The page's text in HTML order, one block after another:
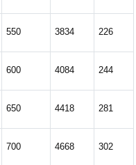
550 3834 226
600 4084 244
650 4418 281
700 4668 302